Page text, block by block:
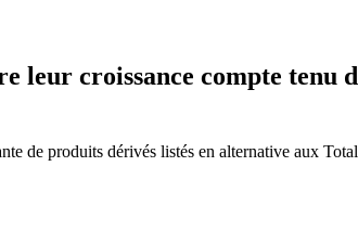
croissance compte tenu
de produits dérivés listés en alternative aux